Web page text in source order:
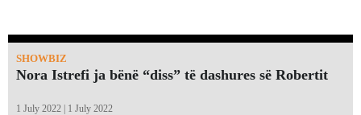
SHOWBIZ
Nora Istrefi ja bënë “diss” të dashures së Robertit
1 July 2022 | 1 July 2022